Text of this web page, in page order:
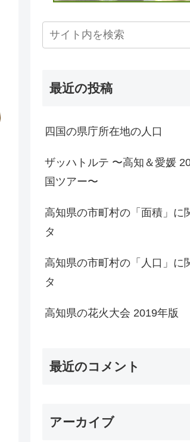
最近の投稿
四国の県庁所在地の人口
ザッハトルテ 〜高知＆愛媛
国ツアー〜
高知県の市町村の「面積」に
タ
高知県の市町村の「人口」に
タ
高知県の花火大会 2019年版
最近のコメント
アーカイブ